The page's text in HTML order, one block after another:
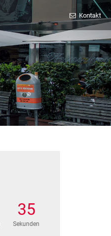
Kontakt
34
Sekunden